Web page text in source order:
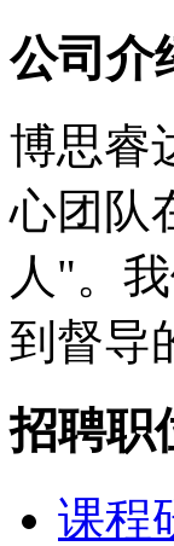
公司介
博思睿
心团队
人"。
到督导
招聘职
课程